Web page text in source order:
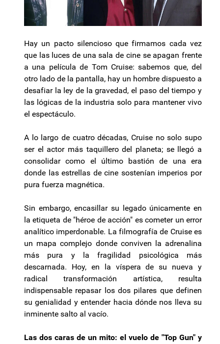
Hay un pacto silencioso que firmamos cada vez
que las luces de una sala de cine se apagan frente
a una película de Tom Cruise: sabemos que, del
otro lado de la pantalla, hay un hombre dispuesto a
desafiar la ley de la gravedad, el paso del tiempo y
las lógicas de la industria solo para mantener vivo
el espectáculo.
A lo largo de cuatro décadas, Cruise no solo supo
ser el actor más taquillero del planeta; se llegó a
consolidar como el último bastión de una era
donde las estrellas de cine sostenían imperios por
pura fuerza magnética.
Sin embargo, encasillar su legado únicamente en
la etiqueta de "héroe de acción" es cometer un error
analítico imperdonable. La filmografía de Cruise es
un mapa complejo donde conviven la adrenalina
más pura y la fragilidad psicológica más
descarnada. Hoy, en la víspera de su nueva y
radical transformación artística, resulta
indispensable repasar los dos pilares que definen
su genialidad y entender hacia dónde nos lleva su
inminente salto al vacío.
Las dos caras de un mito: el vuelo de "Top Gun" y